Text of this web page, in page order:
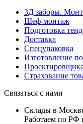
3Д заборы.
Шеф-монтаж
Подготовка
Доставка
Спецупаковка
Изготовление
Страхование
Связаться с нами
Склады в
Работаем по